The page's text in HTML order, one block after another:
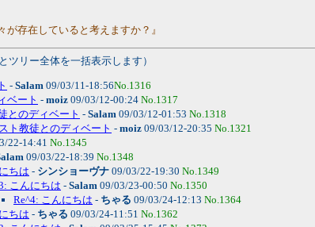
々が存在していると考えますか？』
ツリー全体を一括表示します）
- Salam 09/03/11-18:56No.1316
ベート - moiz 09/03/12-00:24 No.1317
とのディベート - Salam 09/03/12-01:53 No.1318
ト教徒とのディベート - moiz 09/03/12-20:35 No.1321
22-14:41 No.1345
09/03/22-18:39 No.1348
ちは - シンショーヴナ 09/03/22-19:30 No.1349
こんにちは - Salam 09/03/23-00:50 No.1350
Re^4: こんにちは - ちゃる 09/03/24-12:13 No.1364
ちは - ちゃる 09/03/24-11:51 No.1362